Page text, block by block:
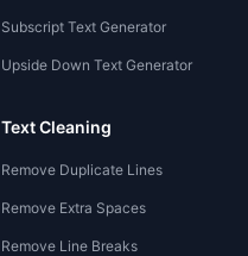
Subscript Text Generator
Upside Down Text Generator
Text Cleaning
Remove Duplicate Lines
Remove Extra Spaces
Remove Line Breaks